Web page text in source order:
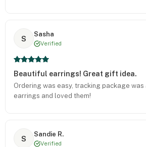
S
Sasha
Verified
Beautiful earrings! Great gift idea.
Ordering was easy, tracking package
earrings and loved them!
S
Sandie R.
Verified